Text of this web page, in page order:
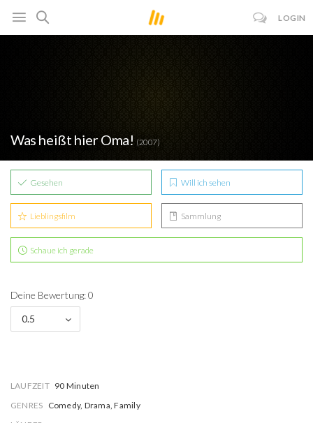
LOGIN
Was heißt hier Oma! (2007)
Gesehen Will ich sehen
Lieblingsfilm Sammlung
Schaue ich gerade
Deine Bewertung: 0
0.5
LAUFZEIT 90 Minuten
GENRES Comedy, Drama, Family